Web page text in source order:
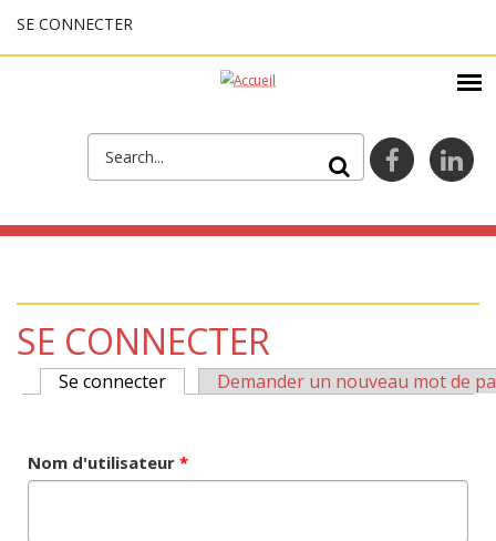
Aller au contenu principal
SE CONNECTER
facebook
FORMULAIRE DE
SE CONNECTER
ONGLETS PRINCIPAUX
Se connecter (onglet actif)
Demander un nouveau mot de
Nom d'utilisateur *